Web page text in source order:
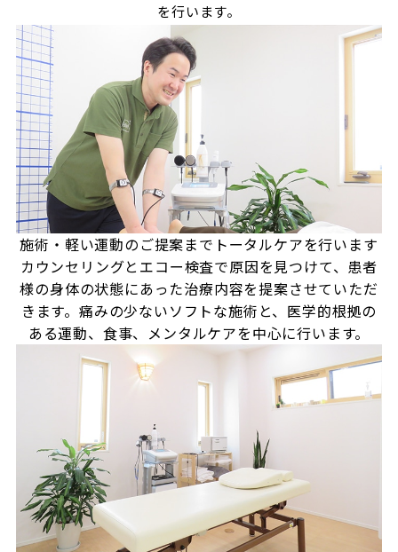
を行います。
施術・軽い運動のご提案まで トータルケアを行います
カウンセリングとエコー検査で原因を見つけて、患者
様の身体の状態にあった治療内容を提案させていただ
きます。痛みの少ないソフトな施術と、医学的根拠の
ある運動、食事、メンタルケアを中心に行います。